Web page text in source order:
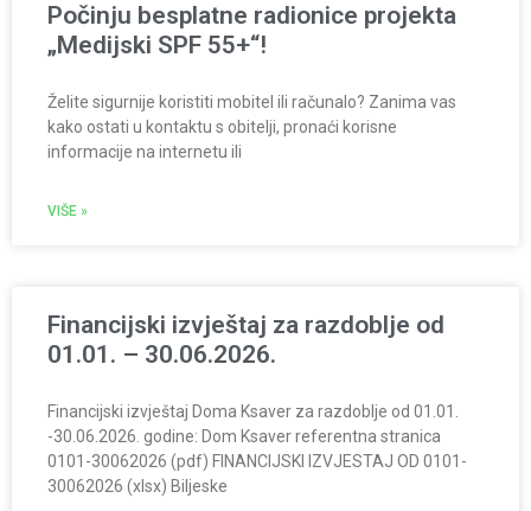
Počinju besplatne radionice projekta
„Medijski SPF 55+“!
Želite sigurnije koristiti mobitel ili računalo? Zanima vas
kako ostati u kontaktu s obitelji, pronaći korisne
informacije na internetu ili
VIŠE »
Financijski izvještaj za razdoblje od
01.01. – 30.06.2026.
Financijski izvještaj Doma Ksaver za razdoblje od 01.01.
-30.06.2026. godine: Dom Ksaver referentna stranica
0101-30062026 (pdf) FINANCIJSKI IZVJESTAJ OD 0101-
30062026 (xlsx) Biljeske